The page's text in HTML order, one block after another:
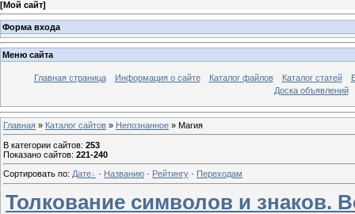
[Мой сайт]
Форма входа
Меню сайта
Главная страница Информация о сайте Каталог файлов Каталог статей
Доска объявлений
Главная » Каталог сайтов » Непознанное » Магия
В категории сайтов: 253
Показано сайтов: 221-240
Сортировать по: Дате · Названию · Рейтингу · Переходам
Толкование символов и знаков.